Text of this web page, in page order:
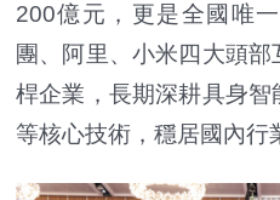
200億元，更是全國唯
團、阿里、小米四大頭
桿企業，長期深耕具身
等核心技術，穩居國內行